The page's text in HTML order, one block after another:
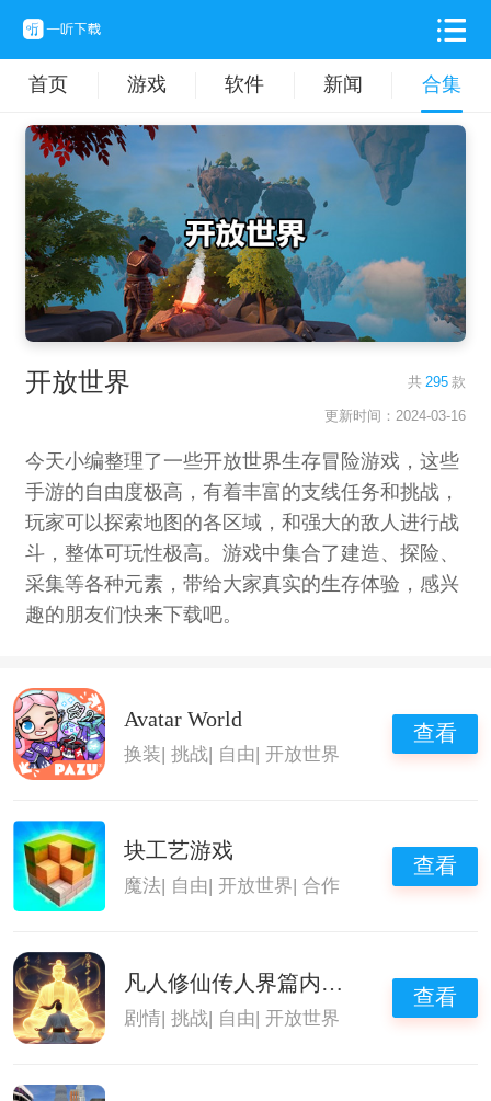
首页 游戏 软件 新闻 合集
开放世界 共 295 款
更新时间：2024-03-16
今天小编整理了一些开放世界生存冒险游戏，这些
手游的自由度极高，有着丰富的支线任务和挑战，
玩家可以探索地图的各区域，和强大的敌人进行战
斗，整体可玩性极高。游戏中集合了建造、探险、
采集等各种元素，带给大家真实的生存体验，感兴
趣的朋友们快来下载吧。
Avatar World
换装|挑战| 自由|开放世界
查看
块工艺游戏
魔法 自由 |开放世界 |合作
查看
凡人修仙传人界篇内部版
剧情|挑战| 自由|开放世界
查看